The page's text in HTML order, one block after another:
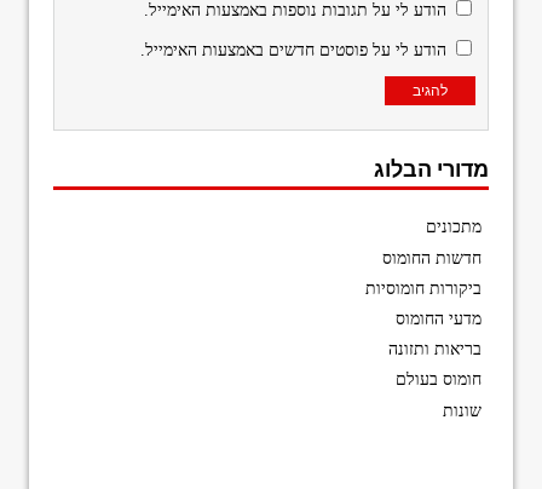
הודע לי על תגובות נוספות באמצעות האימייל.
הודע לי על פוסטים חדשים באמצעות האימייל.
מדורי הבלוג
מתכונים
חדשות החומוס
ביקורות חומוסיות
מדעי החומוס
בריאות ותזונה
חומוס בעולם
שונות